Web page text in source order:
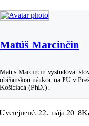
Matúš Marcinčin
Matúš Marcinčin vyštudoval
občianskou náukou na PU v
Košiciach (PhD.).
Uverejnené: 22. mája 2018